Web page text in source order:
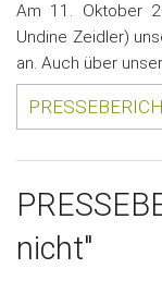
Am 11. Oktober
Undine Zeidler)
an. Auch über
nicht"